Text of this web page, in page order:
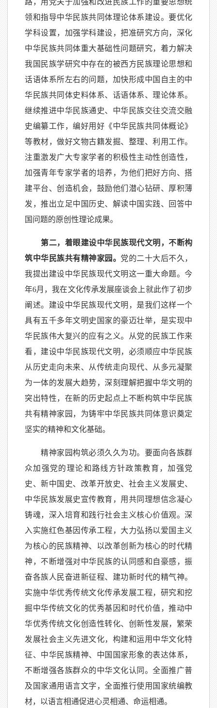
路，用党关于加强和改进民族工作的重要思想统
领和指导中华民族共同体理论体系建设。要优化
学科设置，加强学科建设，把准研究方向，深化
中华民族共同体重大基础性问题研究，着力解决
我国民族学研究中存在的被西方民族理论思想和
话语体系所左右的问题，加快形成中国自主的中
华民族共同体史料体系、话语体系、理论体系。
继续推进中华民族通史、中华民族交往交流交融
史编纂工作，编好用好《中华民族共同体概论》
等教材，做好文物古籍发掘、整理、利用工作。
注重激发广大专家学者的积极性主动性创造性，
加强青年专家学者的培养，为他们把好方向、搭
建平台、创造机会，鼓励他们潜心钻研、厚积薄
发，推出立足中国历史、解读中国实践、回答中
国问题的原创性理论成果。
第二，着眼建设中华民族现代文明，不断构
筑中华民族共有精神家园。 党的二十大后不久，
我提出建设中华民族现代文明这一重大命题。今
年6月，我在文化传承发展座谈会上就此作了初步
阐述。建设中华民族现代文明，是我们这样一个
具有五千多年文明史国家的豪迈壮举，是实现中
华民族伟大复兴的应有之义。从党的民族工作来
看，建设中华民族现代文明，必须顺应中华民族
从历史走向未来、从传统走向现代、从多元凝聚
为一体的发展大趋势，深刻理解把握中华文明的
突出特性，在新的历史起点上不断构筑中华民族
共有精神家园，为铸牢中华民族共同体意识奠定
坚实的精神和文化基础。
精神家园构筑必须久久为功。要面向各族群
众加强党的理论和路线方针政策教育，加强党
史、新中国史、改革开放史、社会主义发展史、
中华民族发展史宣传教育，用共同理想信念凝心
铸魂，深入培育和践行社会主义核心价值观。深
入实施红色基因传承工程，大力弘扬以爱国主义
为核心的民族精神、以改革创新为核心的时代精
神，不断增强对中华民族的认同感和自豪感，振
奋各族人民奋进新征程、建功新时代的精气神。
实施中华优秀传统文化传承发展工程，研究和挖
掘中华传统文化的优秀基因和时代价值，推动中
华优秀传统文化创造性转化、创新性发展，繁荣
发展社会主义先进文化，构建和运用中华文化特
征、中华民族精神、中国国家形象的表达体系，
不断增强各族群众的中华文化认同。全面推广普
及国家通用语言文字，全面推行使用国家统编教
材，以语言相通促进心灵相通、命运相通。